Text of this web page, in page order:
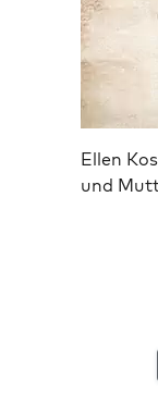
Ellen
und